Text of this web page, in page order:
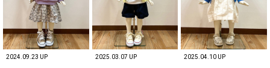
2024.09.23 UP 2025.03.07 UP 2025.04.10 UP